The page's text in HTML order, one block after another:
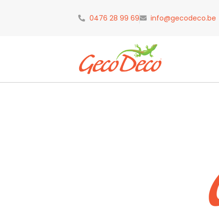
0476 28 99 69 info@gecodeco.be